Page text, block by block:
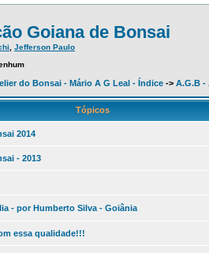
Goiana de Bonsai
Jefferson Paulo
do Bonsai - Mário A G Leal - Índice -> A.G.B -
Tópicos
2014
- 2013
- por Humberto Silva - Goiânia
essa qualidade!!!